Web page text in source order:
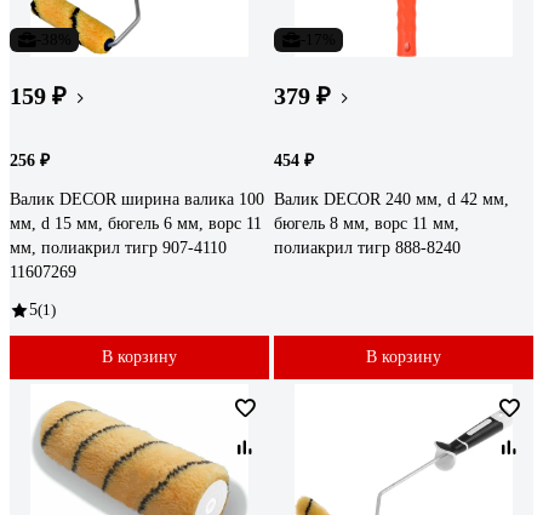
159 ₽
256 ₽
Валик DECOR ширина валика 100
мм, d 15 мм, бюгель 6 мм, ворс 11
мм, полиакрил тигр 907-4110
11607269
5(1)
В корзину
379 ₽
454 ₽
Валик DECOR 240 мм, d 42 мм,
бюгель 8 мм, ворс 11 мм,
полиакрил тигр 888-8240
В корзину